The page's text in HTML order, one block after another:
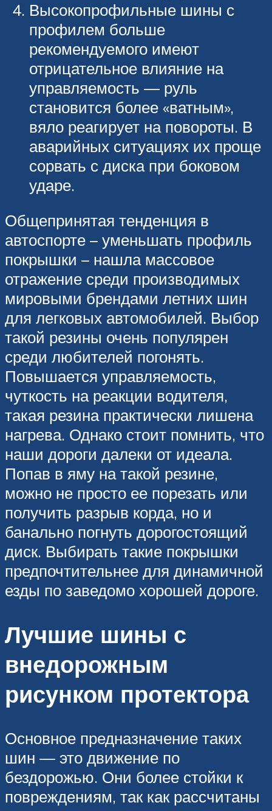
Высокопрофильные шины с
профилем больше
рекомендуемого имеют
отрицательное влияние на
управляемость — руль
становится более «ватным»,
вяло реагирует на повороты. В
аварийных ситуациях их проще
сорвать с диска при боковом
ударе.
Общепринятая тенденция в
автоспорте – уменьшать профиль
покрышки – нашла массовое
отражение среди производимых
мировыми брендами летних шин
для легковых автомобилей. Выбор
такой резины очень популярен
среди любителей погонять.
Повышается управляемость,
чуткость на реакции водителя,
такая резина практически лишена
нагрева. Однако стоит помнить, что
наши дороги далеки от идеала.
Попав в яму на такой резине,
можно не просто ее порезать или
получить разрыв корда, но и
банально погнуть дорогостоящий
диск. Выбирать такие покрышки
предпочтительнее для динамичной
езды по заведомо хорошей дороге.
Лучшие шины с
внедорожным
рисунком протектора
Основное предназначение таких
шин — это движение по
бездорожью. Они более стойки к
повреждениям, так как рассчитаны